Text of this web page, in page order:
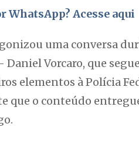
Acesse aqui
uma conversa
Vorcaro, que
elementos à Polícia
que o conteúdo